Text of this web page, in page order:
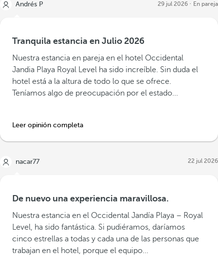
Andrés P 29 jul 2026 En pareja
Tranquila estancia en Julio 2026
Nuestra estancia en pareja en el hotel Occidental
Jandia Playa Royal Level ha sido increíble. Sin duda el
hotel está a la altura de todo lo que se ofrece.
Teníamos algo de preocupación por el estado...
Leer opinión completa
nacar77 22 jul 2026
De nuevo una experiencia maravillosa.
Nuestra estancia en el Occidental Jandía Playa – Royal
Level, ha sido fantástica. Si pudiéramos, daríamos
cinco estrellas a todas y cada una de las personas que
trabajan en el hotel, porque el equipo...